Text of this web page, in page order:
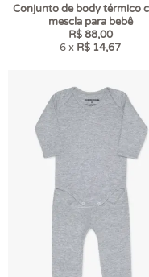
Conjunto de body térmico
mescla para bebê
R$ 88,00
6 x R$ 14,67